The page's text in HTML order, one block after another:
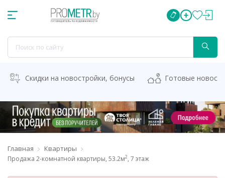
Скидки на новостройки, бонусы Готовые
Главная Квартиры
Продажа 2-комнатной квартиры, 53.2м2, 7 этаж